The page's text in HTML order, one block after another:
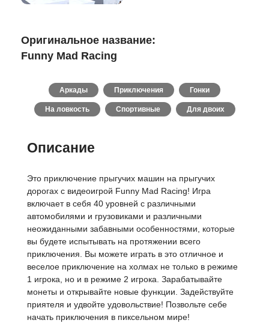
Оригинальное название:
Funny Mad Racing
Аркады Приключения Гонки
На ловкость Спортивные Для двоих
Описание
Это приключение прыгучих машин на прыгучих
дорогах с видеоигрой Funny Mad Racing! Игра
включает в себя 40 уровней с различными
автомобилями и грузовиками и различными
неожиданными забавными особенностями, которые
вы будете испытывать на протяжении всего
приключения. Вы можете играть в это отличное и
веселое приключение на холмах не только в режиме
1 игрока, но и в режиме 2 игрока. Зарабатывайте
монеты и открывайте новые функции. Задействуйте
приятеля и удвойте удовольствие! Позвольте себе
начать приключения в пиксельном мире!